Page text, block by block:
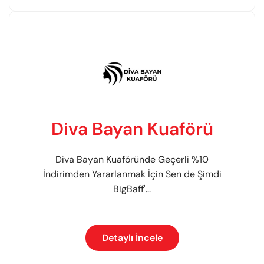
Diva Bayan Kuaförü
Diva Bayan Kuaföründe Geçerli %10
İndirimden Yararlanmak İçin Sen de Şimdi
BigBaff'...
Detaylı İncele